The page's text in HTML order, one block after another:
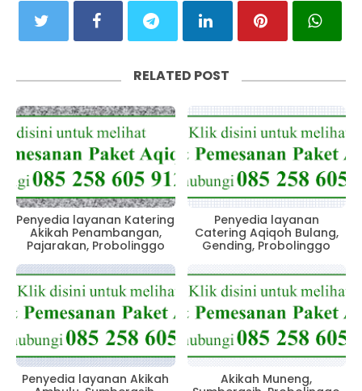
RELATED POST
Penyedia layanan Katering
Akikah Penambangan,
Pajarakan, Probolinggo
Penyedia layanan
Catering Aqiqoh Bulang,
Gending, Probolinggo
Penyedia layanan Akikah
Akikah Muneng,